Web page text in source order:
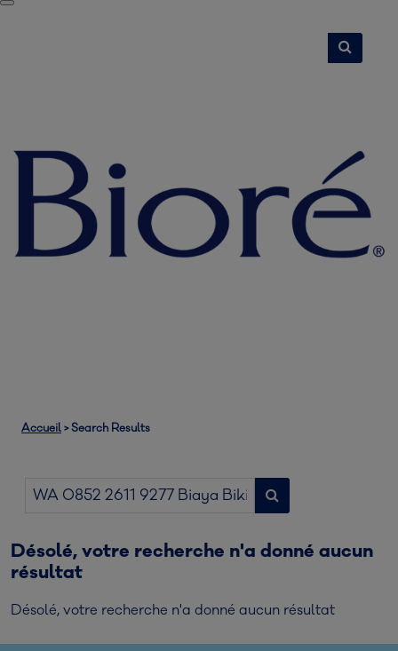
Accueil> Search Results
Désolé, votre recherche n'a donné aucun
résultat
Désolé, votre recherche n'a donné aucun résultat